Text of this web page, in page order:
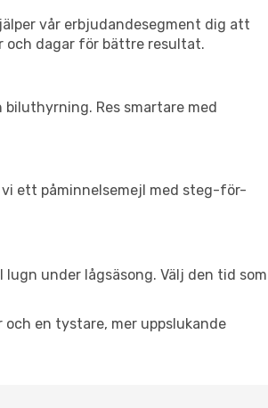
vår erbjudandesegment dig att
och dagar för bättre resultat.
Res smartare med
ett påminnelsemejl med steg-för-
under lågsäsong. Välj den tid som
en tystare, mer uppslukande